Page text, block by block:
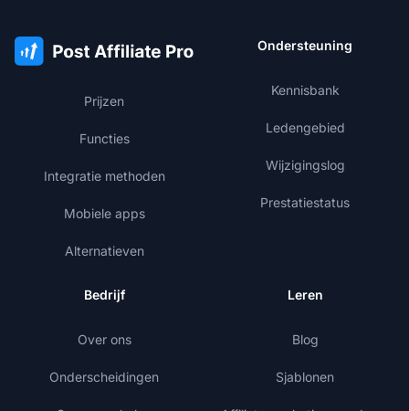
Prijzen
Functies
Integratie methoden
Mobiele apps
Alternatieven
Ondersteuning
Kennisbank
Ledengebied
Wijzigingslog
Prestatiestatus
Bedrijf
Over ons
Onderscheidingen
Leren
Blog
Sjablonen